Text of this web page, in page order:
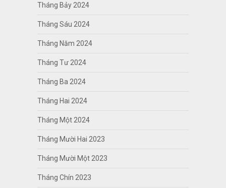
Tháng Bảy 2024
Tháng Sáu 2024
Tháng Năm 2024
Tháng Tư 2024
Tháng Ba 2024
Tháng Hai 2024
Tháng Một 2024
Tháng Mười Hai 2023
Tháng Mười Một 2023
Tháng Chín 2023